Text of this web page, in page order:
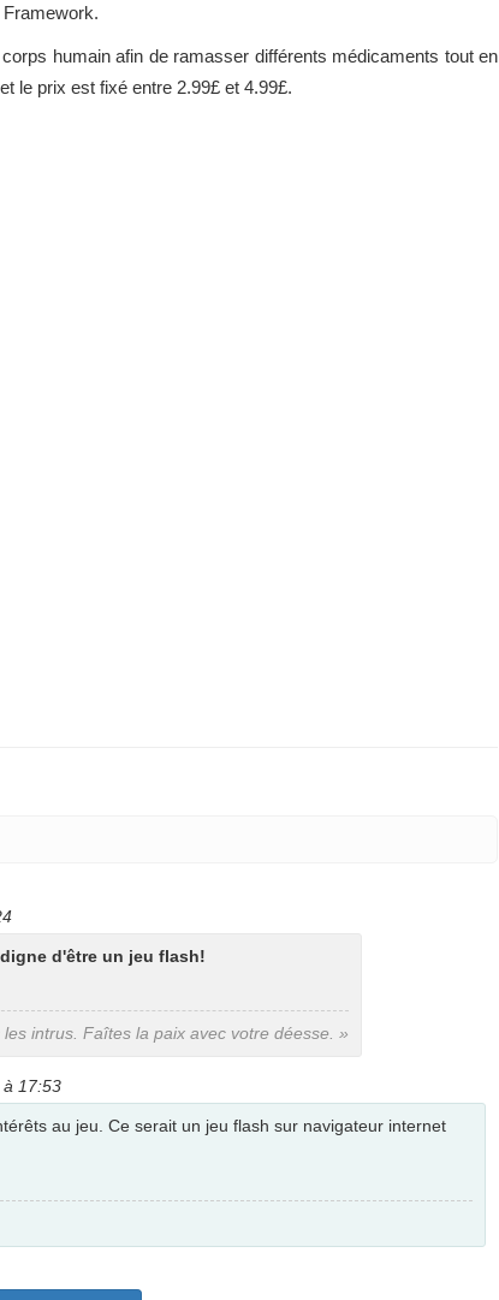
humain afin de ramasser différents médicaments tout en
le prix est fixé entre 2.99£ et 4.99£.
d'être un jeu flash!
intrus. Faîtes la paix avec votre déesse. »
17:53
au jeu. Ce serait un jeu flash sur navigateur internet